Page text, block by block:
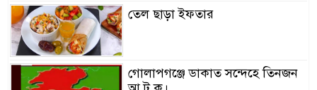
তেল ছাড়া ইফতার
গোলাপগঞ্জে ডাকাত সন্দেহে তিনজন